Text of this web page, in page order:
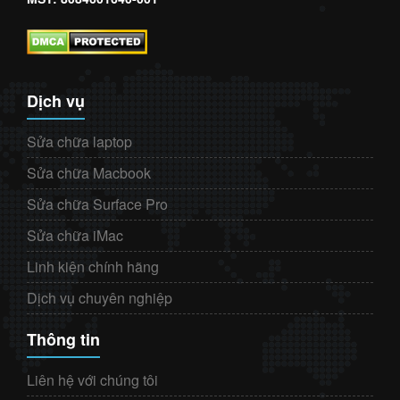
Dịch vụ
Sửa chữa laptop
Sửa chữa Macbook
Sửa chữa Surface Pro
Sửa chữa iMac
Linh kiện chính hãng
Dịch vụ chuyên nghiệp
Thông tin
Liên hệ với chúng tôi